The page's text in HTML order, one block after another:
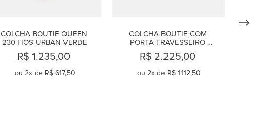
COLCHA BOUTIE QUEEN
230 FIOS URBAN VERDE
R$ 1.235,00
ou 2x de R$ 617,50
COLCHA BOUTIE COM
PORTA TRAVESSEIRO
CASAL 230 FIOS GINGER
R$ 2.225,00
ou 2x de R$ 1.112,50